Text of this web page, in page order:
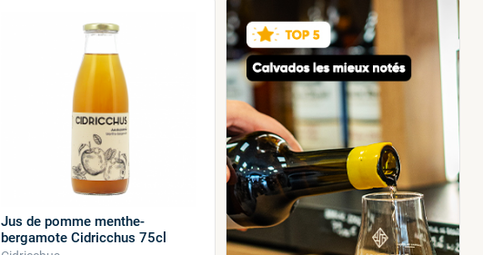
Jus de pomme menthe-
bergamote Cidricchus 75cl